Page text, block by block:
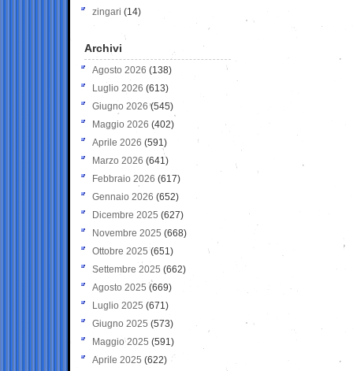
zingari (14)
Archivi
Agosto 2026 (138)
Luglio 2026 (613)
Giugno 2026 (545)
Maggio 2026 (402)
Aprile 2026 (591)
Marzo 2026 (641)
Febbraio 2026 (617)
Gennaio 2026 (652)
Dicembre 2025 (627)
Novembre 2025 (668)
Ottobre 2025 (651)
Settembre 2025 (662)
Agosto 2025 (669)
Luglio 2025 (671)
Giugno 2025 (573)
Maggio 2025 (591)
Aprile 2025 (622)